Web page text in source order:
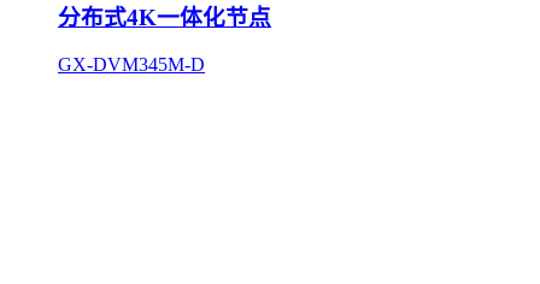
分布式4K一体化节点
GX-DVM345M-D